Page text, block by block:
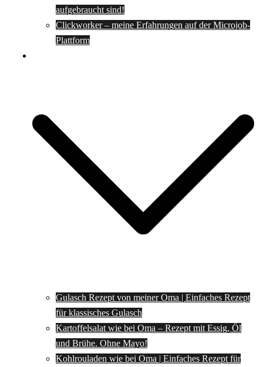
aufgebraucht sind!
Clickworker – meine Erfahrungen auf der Microjob-
Plattform
Gulasch Rezept von meiner Oma | Einfaches Rezept
für klassisches Gulasch
Kartoffelsalat wie bei Oma – Rezept mit Essig, Öl
und Brühe. Ohne Mayo!
Kohlrouladen wie bei Oma | Einfaches Rezept für